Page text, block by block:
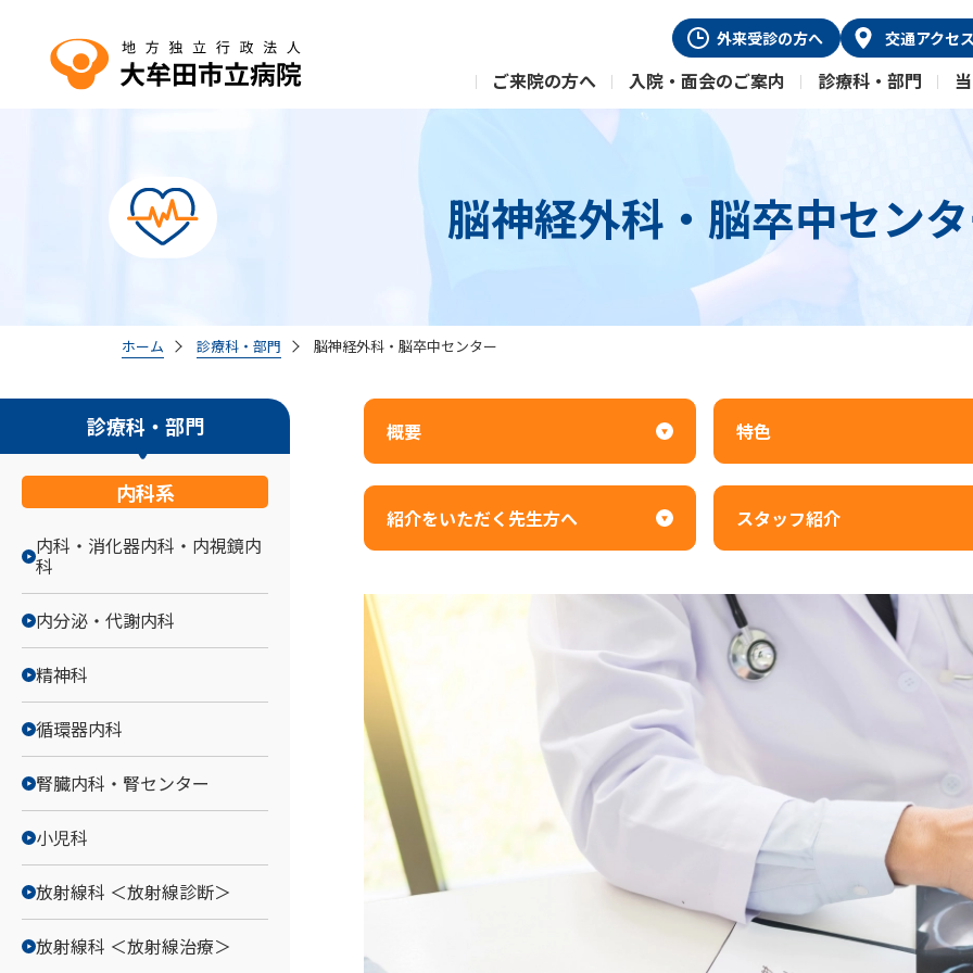
外来受診の方へ 交通アクセ
ご来院の方へ 入院・面会のご案内 診療科・部門
脳神経外科・脳卒中セン
ホーム 診療科・部門 脳神経外科・脳卒中センター
概要 特色
紹介をいただく先生方へ スタッフ紹介
診療科・部門
内科系
内科・消化器内科・内視鏡内
科
内分泌・代謝内科
精神科
循環器内科
腎臓内科・腎センター
小児科
放射線科 ＜放射線診断＞
放射線科 ＜放射線治療＞